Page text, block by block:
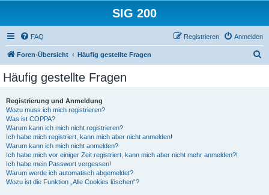
SIG 200
FAQ Anmelden
Registrieren
Foren-Übersicht Häufig gestellte Fragen
Häufig gestellte Fragen
Registrierung und Anmeldung
Wozu muss ich mich registrieren?
Was ist COPPA?
Warum kann ich mich nicht registrieren?
Ich habe mich registriert, kann mich aber nicht anmelden!
Warum kann ich mich nicht anmelden?
Ich habe mich vor einiger Zeit registriert, kann mich aber nicht mehr anmelden?!
Ich habe mein Passwort vergessen!
Warum werde ich automatisch abgemeldet?
Wozu ist die Funktion „Alle Cookies löschen“?